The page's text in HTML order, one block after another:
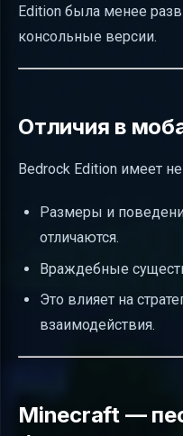
Edition была менее
консольные версии.
Отличия в
Bedrock Edition имеет
Размеры и
отличаются.
Враждебные
Это влияет на
взаимодействия.
Minecraft —